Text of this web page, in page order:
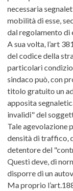
necessaria
mobilità di esse,
dal regolamento di
A sua volta, l’art
del codice della
particolari
sindaco può, con
titolo gratuito un
apposita
invalidi" del
Tale agevolazione
densità di traffico,
detentore del
Questi deve, di
disporre di un
Ma proprio